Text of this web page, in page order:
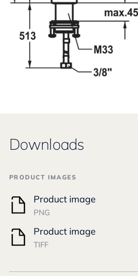
Downloads
PRODUCT IMAGES
Product image
PNG
Product image
TIFF